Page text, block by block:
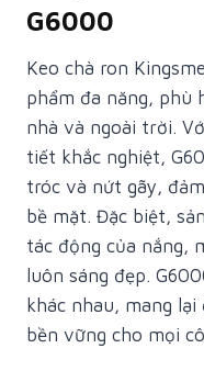
G6000
Keo chà ron
phẩm đa năng, phù
nhà và ngoài trời.
tiết khắc nghiệt,
tróc và nứt gãy,
bề mặt. Đặc biệt,
tác động của nắng,
luôn sáng đẹp.
khác nhau, mang
bền vững cho mọi